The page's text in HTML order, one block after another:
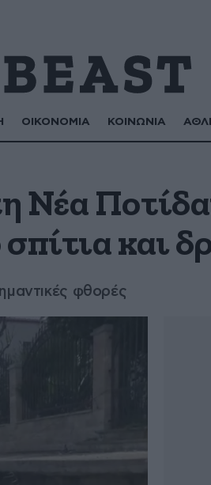
ΟΙΚΟΝΟΜΙΑ ΚΟΙΝΩΝΙΑ
Νέα
και
φθορές